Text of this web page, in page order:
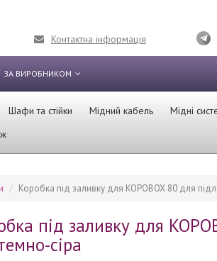
Контактна інформація
ЗА ВИРОБНИКОМ
Шафи та стійки Мідний кабель Мідні
Коробка під заливку для KOPOBOX 80 для
під заливку для
сіра